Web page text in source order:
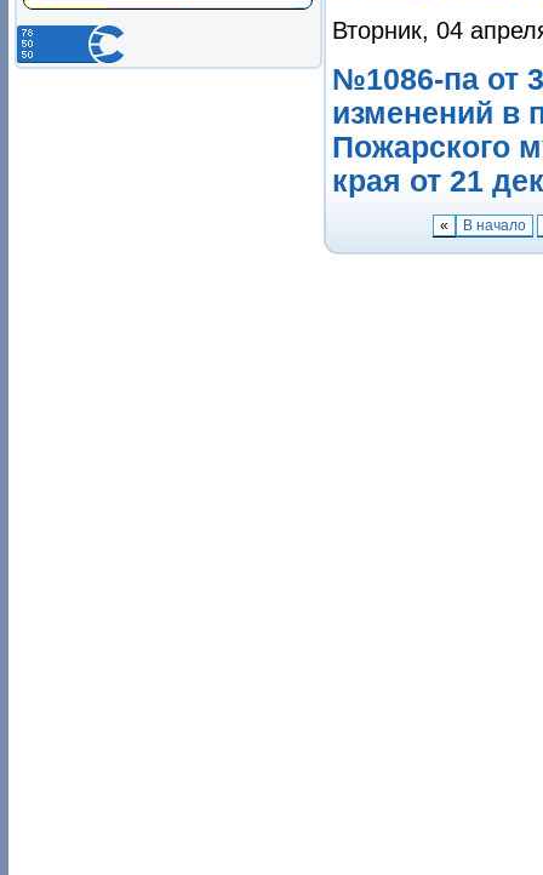
Вторник, 04
№1086-па от
изменений в
Пожарского
края от 21
« В начало